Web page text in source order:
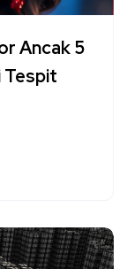
Ancak 5
Tespit